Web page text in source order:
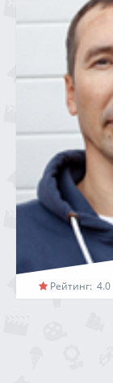
Рейтинг: 4.0